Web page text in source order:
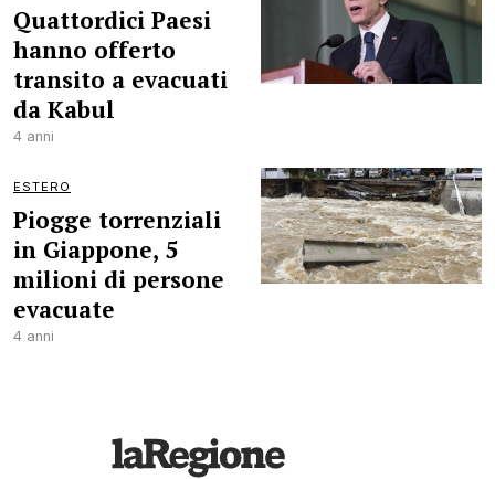
Quattordici Paesi
hanno offerto
transito a evacuati
da Kabul
4 anni
ESTERO
Piogge torrenziali
in Giappone, 5
milioni di persone
evacuate
4 anni